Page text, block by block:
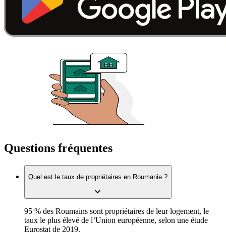
Questions fréquentes
Quel est le taux de propriétaires en Roumanie ?
95 % des Roumains sont propriétaires de leur logement, le
taux le plus élevé de l’Union européenne, selon une étude
Eurostat de 2019.